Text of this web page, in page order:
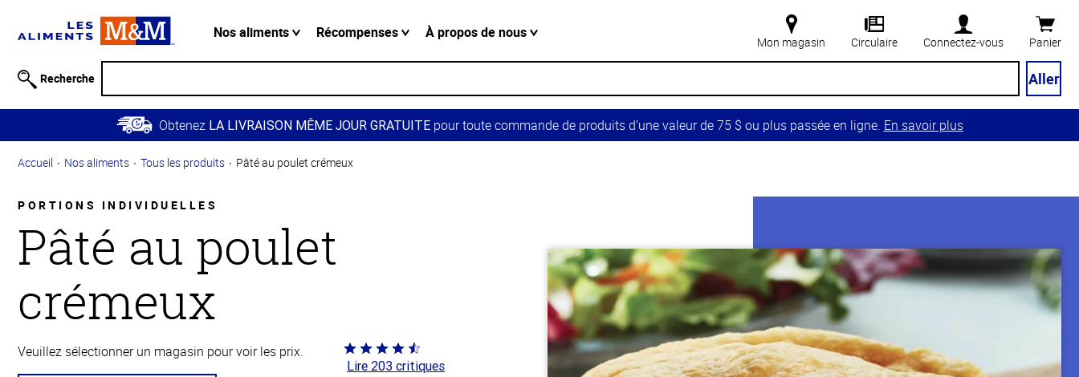
relative à
Passer
contenu
Retour à
principale
Nos aliments Récompenses À propos de nous
Mon magasin Circulaire Connectez-vous Panier
Recherche Aller
Obtenez LA LIVRAISON MÊME JOUR GRATUITEpour toute commande de produits d’une valeur de 75 $ ou plus passée en ligne. En savoir plus
Accueil Nos aliments Tous les produits Pâté au poulet crémeux
PORTIONS INDIVIDUELLES
Pâté au poulet
crémeux
Veuillez sélectionner un magasin pour voir les prix.
Coté
4.3 sur
Lire 203 critiques